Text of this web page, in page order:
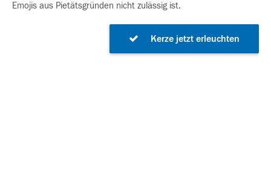
Emojis aus Pietätsgründen nicht zulässig ist.
Kerze jetzt erleuchten